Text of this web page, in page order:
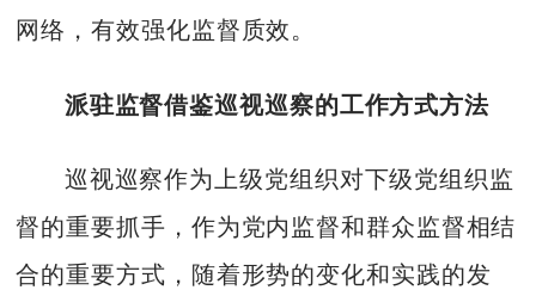
网络，有效强化监督质效。
派驻监督借鉴巡视巡察的工作方式方法
巡视巡察作为上级党组织对下级党组织监
督的重要抓手，作为党内监督和群众监督相结
合的重要方式，随着形势的变化和实践的发